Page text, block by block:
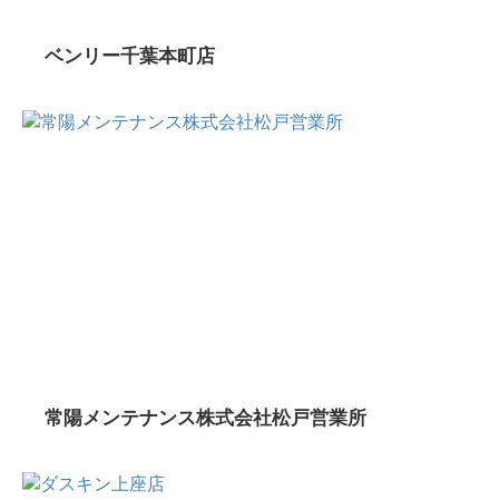
ベンリー千葉本町店
常陽メンテナンス株式会社松戸営業所